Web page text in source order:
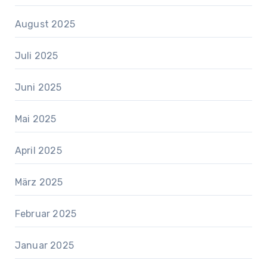
August 2025
Juli 2025
Juni 2025
Mai 2025
April 2025
März 2025
Februar 2025
Januar 2025